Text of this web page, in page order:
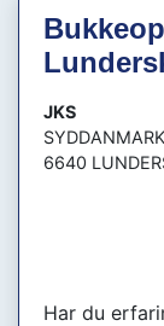
JKS
SYDDANMARK
6640
Har du